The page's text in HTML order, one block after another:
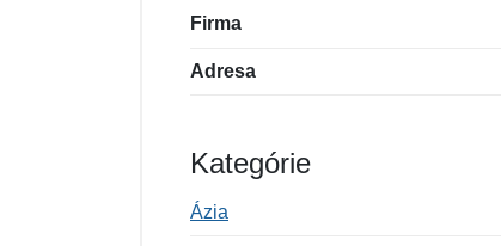
Firma
Adresa
Kategórie
Ázia